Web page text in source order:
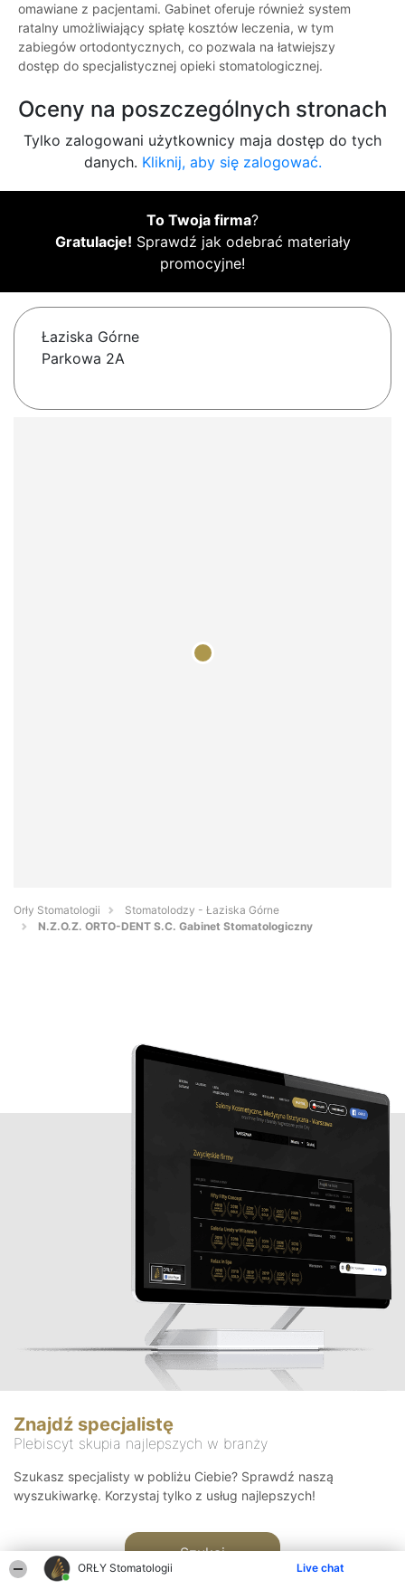
ORŁY Stomatologii Live chat
omawiane z pacjentami. Gabinet oferuje również system
ratalny umożliwiający spłatę kosztów leczenia, w tym
zabiegów ortodontycznych, co pozwala na łatwiejszy
dostęp do specjalistycznej opieki stomatologicznej.
Oceny na poszczególnych stronach
Tylko zalogowani użytkownicy maja dostęp do tych
danych. Kliknij, aby się zalogować.
To Twoja firma?
Gratulacje! Sprawdź jak odebrać materiały
promocyjne!
Łaziska Górne
Parkowa 2A
Orły Stomatologii
Stomatolodzy - Łaziska Górne
N.Z.O.Z. ORTO-DENT S.C. Gabinet Stomatologiczny
Znajdź specjalistę
Plebiscyt skupia najlepszych w branży
Szukasz specjalisty w pobliżu Ciebie? Sprawdź naszą
wyszukiwarkę. Korzystaj tylko z usług najlepszych!
Szukaj